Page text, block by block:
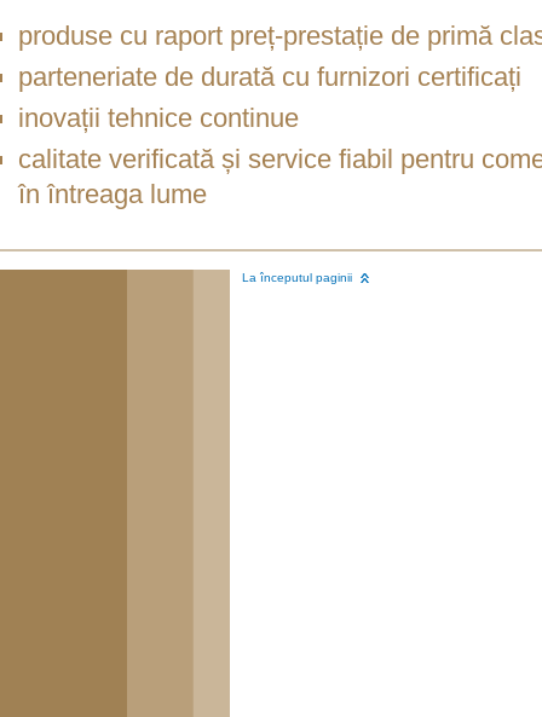
produse cu raport preț-prestație de primă
parteneriate de durată cu furnizori certificați
inovații tehnice continue
calitate verificată și service fiabil pentru
în întreaga lume
La începutul paginii